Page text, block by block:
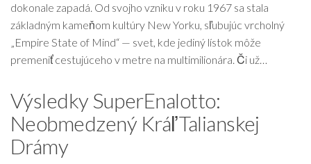
dokonale zapadá. Od svojho vzniku v roku 1967 sa stala
základným kameňom kultúry New Yorku, sľubujúc vrcholný
„Empire State of Mind“ — svet, kde jediný lístok môže
premeniť cestujúceho v metre na multimilionára. Či už…
Výsledky SuperEnalotto:
Neobmedzený Kráľ Talianskej
Drámy